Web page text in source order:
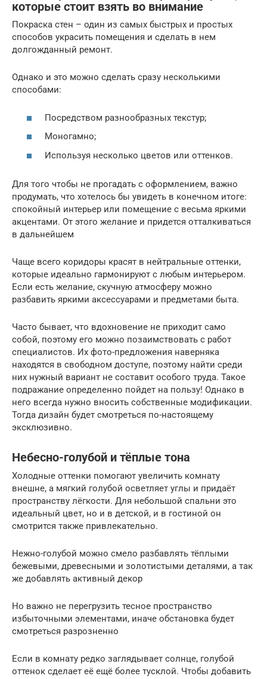
которые стоит взять во внимание
Покраска стен – один из самых быстрых и простых
способов украсить помещения и сделать в нем
долгожданный ремонт.
Однако и это можно сделать сразу несколькими
способами:
Посредством разнообразных текстур;
Моногамно;
Используя несколько цветов или оттенков.
Для того чтобы не прогадать с оформлением, важно
продумать, что хотелось бы увидеть в конечном итоге:
спокойный интерьер или помещение с весьма яркими
акцентами. От этого желание и придется отталкиваться
в дальнейшем
Чаще всего коридоры красят в нейтральные оттенки,
которые идеально гармонируют с любым интерьером.
Если есть желание, скучную атмосферу можно
разбавить яркими аксессуарами и предметами быта.
Часто бывает, что вдохновение не приходит само
собой, поэтому его можно позаимствовать с работ
специалистов. Их фото-предложения наверняка
находятся в свободном доступе, поэтому найти среди
них нужный вариант не составит особого труда. Такое
подражание определенно пойдет на пользу! Однако в
него всегда нужно вносить собственные модификации.
Тогда дизайн будет смотреться по-настоящему
эксклюзивно.
Небесно-голубой и тёплые тона
Холодные оттенки помогают увеличить комнату
внешне, а мягкий голубой осветляет углы и придаёт
пространству лёгкости. Для небольшой спальни это
идеальный цвет, но и в детской, и в гостиной он
смотрится также привлекательно.
Нежно-голубой можно смело разбавлять тёплыми
бежевыми, древесными и золотистыми деталями, а так
же добавлять активный декор
Но важно не перегрузить тесное пространство
избыточными элементами, иначе обстановка будет
смотреться разрозненно
Если в комнату редко заглядывает солнце, голубой
оттенок сделает её ещё более тусклой. Чтобы добавить